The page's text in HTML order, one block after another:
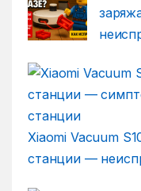
Xiaomi Vacuum
станции —